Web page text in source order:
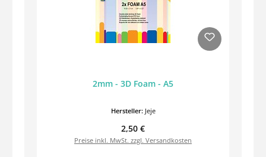
2mm - 3D Foam - A5
Hersteller: Jeje
Regulärer Preis:
2,50 €
Preise inkl. MwSt. zzgl. Versandkosten